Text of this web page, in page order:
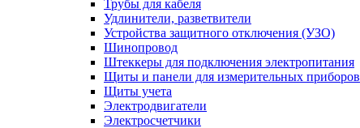
Трубы для кабеля
Удлинители, разветвители
Устройства защитного отключения (УЗО)
Шинопровод
Штеккеры для подключения электропитания
Щиты и панели для измерительных приборов
Щиты учета
Электродвигатели
Электросчетчики